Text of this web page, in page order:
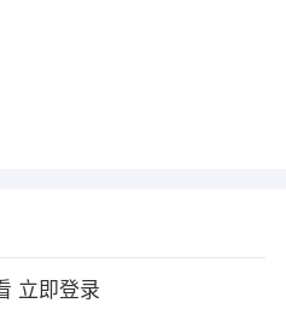
立即登录